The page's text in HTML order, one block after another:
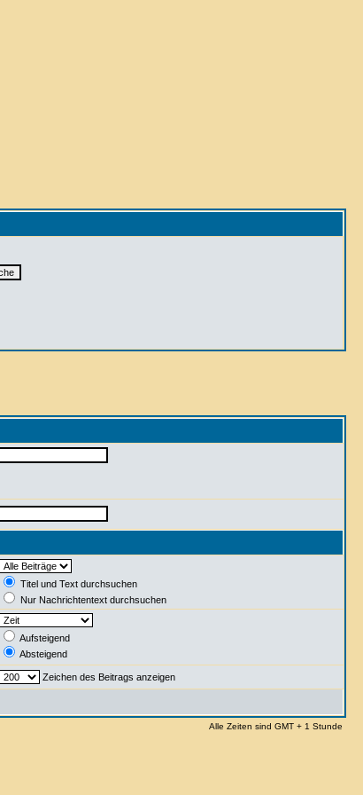
Titel und Text durchsuchen
Nur Nachrichtentext durchsuchen
Aufsteigend
Absteigend
Zeichen des Beitrags anzeigen
Alle Zeiten sind GMT + 1 Stunde